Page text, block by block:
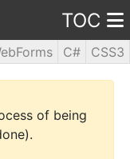
TOC
C#
CSS3
PHP5
of being